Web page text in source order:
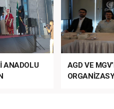
ANADOLU
AGD VE